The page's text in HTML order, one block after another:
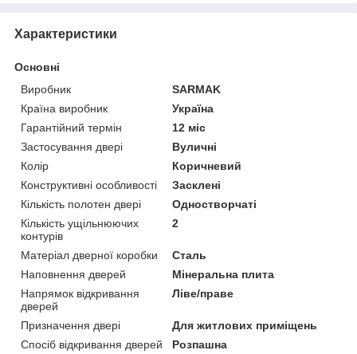
Характеристики
Основні
Виробник
SARMAK
Країна виробник
Україна
Гарантійний термін
12 міс
Застосування двері
Вуличні
Колір
Коричневий
Конструктивні особливості
Засклені
Кількість полотен двері
Одностворчаті
Кількість ущільнюючих
контурів
2
Матеріал дверної коробки
Сталь
Наповнення дверей
Мінеральна плита
Напрямок відкривання
дверей
Ліве/праве
Призначення двері
Для житлових приміщень
Спосіб відкривання дверей
Розпашна